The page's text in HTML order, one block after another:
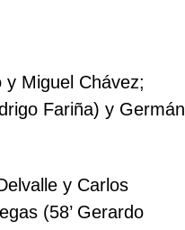
Miguel Chávez;
Fariña) y Germán
y Carlos
(58’ Gerardo